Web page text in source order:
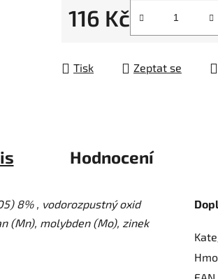
hvězdiček.
116 Kč
Měrná cena:
Tisk Zeptat se
Hodnocení
8% , vodorozpustný oxid
(Mn), molybden (Mo), zinek